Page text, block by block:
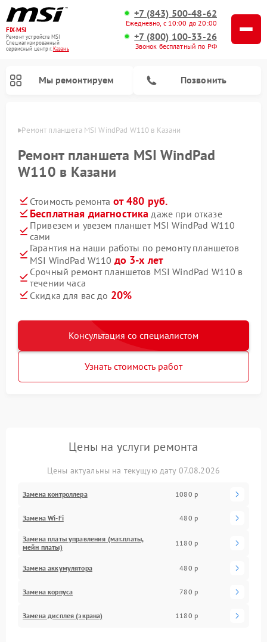
FIX-MSI
Ремонт устройств MSI
Специализированный
cервисный центр г.Казань
+7 (843) 500-48-62
Ежедневно, с 10:00 до 20:00
+7 (800) 100-33-26
Звонок бесплатный по РФ
Мы ремонтируем Позвонить
Ремонт планшета MSI WindPad W110 в Казани
Ремонт планшета MSI WindPad
W110 в Казани
Стоимость ремонта от 480 руб.
Бесплатная диагностика даже при отказе
Привезем и увезем планшет MSI WindPad W110
сами
Гарантия на наши работы по ремонту планшетов
MSI WindPad W110 до 3-х лет
Срочный ремонт планшетов MSI WindPad W110 в
течении часа
Скидка для вас до 20%
Консультация со специалистом
Узнать стоимость работ
Цены на услуги ремонта
Цены актуальны на текущую дату 07.08.2026
Замена контроллера 1080 р
Замена Wi-Fi 480 р
Замена платы управления (мат.платы,
мейн платы)
1180 р
Замена аккумулятора 480 р
Замена корпуса 780 р
Замена дисплея (экрана) 1180 р